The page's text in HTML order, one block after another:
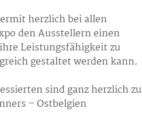
herzlich bei allen
den Ausstellern einen
Leistungsfähigkeit zu
gestaltet werden kann.
sind ganz herzlich zu
– Ostbelgien